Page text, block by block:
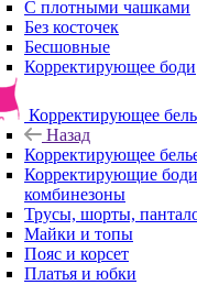
С плотными чашками
Без косточек
Бесшовные
Корректирующее боди
Корректирующее
Назад
Корректирующее
Корректирующие
комбинезоны
Трусы, шорты,
Майки и топы
Пояс и корсет
Платья и юбки